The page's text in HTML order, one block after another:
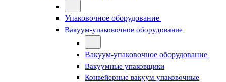
Упаковочное оборудование
Вакуум-упаковочное оборудование
Вакуум-упаковочное оборудование
Вакуумные упаковщики
Конвейерные вакуум упаковочные